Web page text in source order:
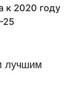
к 2020 году
25
лучшим